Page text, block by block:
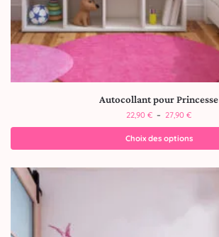
Autocollant pour Princesse
22,90 € – 27,90 €
Choix des options